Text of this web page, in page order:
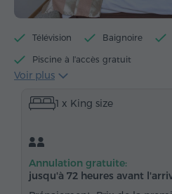
Télévision Baignoire
Piscine à l'accès gratuit
Centre de fitness à l'accès gratuit
Sauna à l'accès gratuit
Chaussons
Chauffage Armoire
Table Canapé
Voir plus
1 x King size
Annulation gratuite:
jusqu'à 72 heures avant